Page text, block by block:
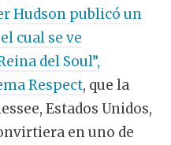
Hudson publicó un
cual se ve
del Soul”,
Respect, que la
Estados Unidos,
en uno de